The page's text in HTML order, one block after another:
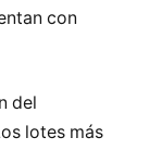
con
del
lotes más